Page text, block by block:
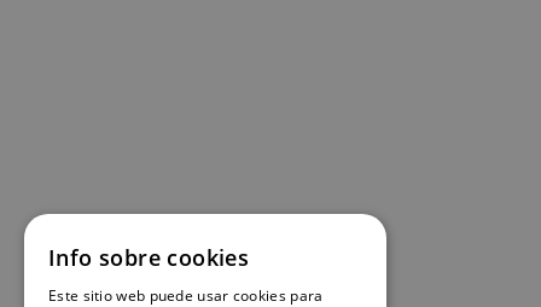
Info sobre cookies
Este sitio web puede usar cookies para